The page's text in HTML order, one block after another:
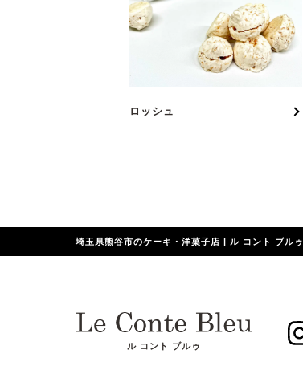
ロッシュ
埼玉県熊谷市のケーキ・洋菓子店 | ル コント ブルゥ
ル コント ブルゥ